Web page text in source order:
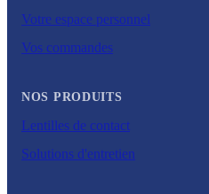
Votre espace personnel
Vos commandes
NOS PRODUITS
Lentilles de contact
Solutions d'entretien